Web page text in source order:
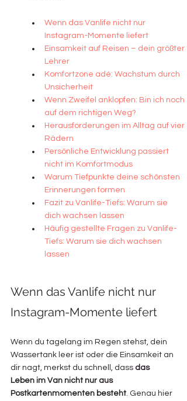
Wenn das Vanlife nicht nur
Instagram-Momente liefert
Einsamkeit auf Reisen – dein größter
Lehrer
Komfortzone adé: Wachstum durch
Unsicherheit
Wenn Zweifel anklopfen: Bin ich noch
auf dem richtigen Weg?
Herausforderungen im Alltag auf vier
Rädern
Persönliche Entwicklung passiert
nicht im Komfortmodus
Warum Tiefpunkte deine schönsten
Erinnerungen formen
Fazit zu Vanlife-Tiefs: Warum sie
dich wachsen lassen
Häufig gestellte Fragen zu Vanlife-
Tiefs: Warum sie dich wachsen
lassen
Wenn das Vanlife nicht nur
Instagram-Momente liefert
Wenn du tagelang im Regen stehst, dein
Wassertank leer ist oder die Einsamkeit an
dir nagt, merkst du schnell, dass das
Leben im Van nicht nur aus
Postkartenmomenten besteht . Genau hier